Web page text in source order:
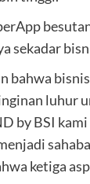
sekadar
bahwa
luhur
by BSI
ketiga